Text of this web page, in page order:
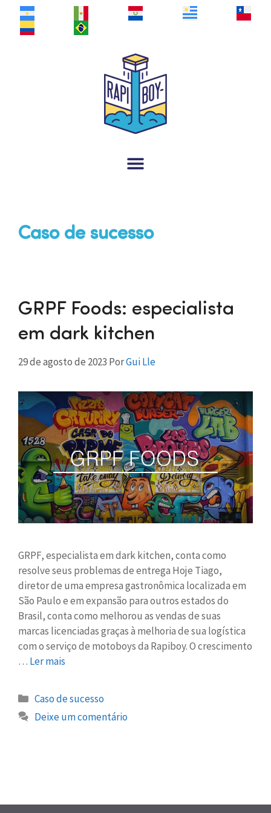
Caso de sucesso
GRPF Foods: especialista
em dark kitchen
29 de agosto de 2023 PorGui Lle
GRPF, especialista em dark kitchen, conta como
resolve seus problemas de entrega Hoje Tiago,
diretor de uma empresa gastronômica localizada em
São Paulo e em expansão para outros estados do
Brasil, conta como melhorou as vendas de suas
marcas licenciadas graças à melhoria de sua logística
com o serviço de motoboys da Rapiboy. O crescimento
… Ler mais
Caso de sucesso
Deixe um comentário